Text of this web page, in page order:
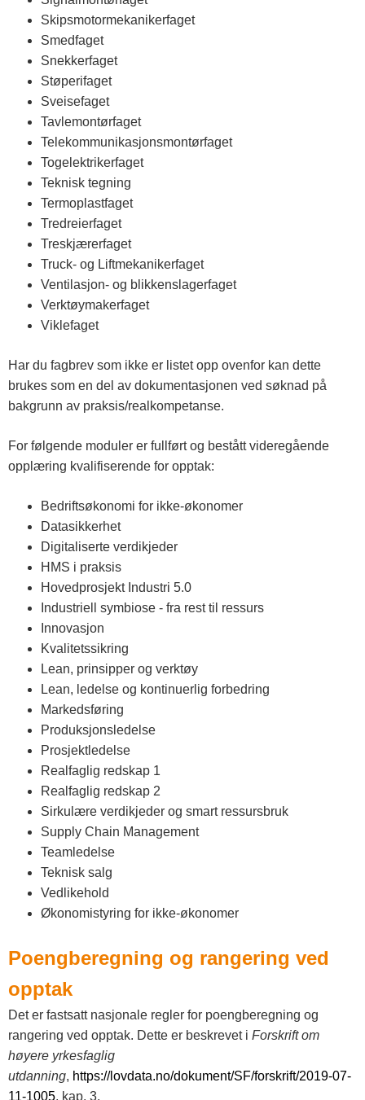
Skipsmotormekanikerfaget
Smedfaget
Snekkerfaget
Støperifaget
Sveisefaget
Tavlemontørfaget
Telekommunikasjonsmontørfaget
Togelektrikerfaget
Teknisk tegning
Termoplastfaget
Tredreierfaget
Treskjærerfaget
Truck- og Liftmekanikerfaget
Ventilasjon- og blikkenslagerfaget
Verktøymakerfaget
Viklefaget
Har du fagbrev som ikke er listet opp ovenfor kan dette
brukes som en del av dokumentasjonen ved søknad på
bakgrunn av praksis/realkompetanse.
For følgende moduler er fullført og bestått videregående
opplæring kvalifiserende for opptak:
Bedriftsøkonomi for ikke-økonomer
Datasikkerhet
Digitaliserte verdikjeder
HMS i praksis
Hovedprosjekt Industri 5.0
Industriell symbiose - fra rest til ressurs
Innovasjon
Kvalitetssikring
Lean, prinsipper og verktøy
Lean, ledelse og kontinuerlig forbedring
Markedsføring
Produksjonsledelse
Prosjektledelse
Realfaglig redskap 1
Realfaglig redskap 2
Sirkulære verdikjeder og smart ressursbruk
Supply Chain Management
Teamledelse
Teknisk salg
Vedlikehold
Økonomistyring for ikke-økonomer
Poengberegning og rangering ved
opptak
Det er fastsatt nasjonale regler for poengberegning og
rangering ved opptak. Dette er beskrevet i Forskrift om
høyere yrkesfaglig
utdanning, https://lovdata.no/dokument/SF/forskrift/2019-07-
11-1005, kap. 3.